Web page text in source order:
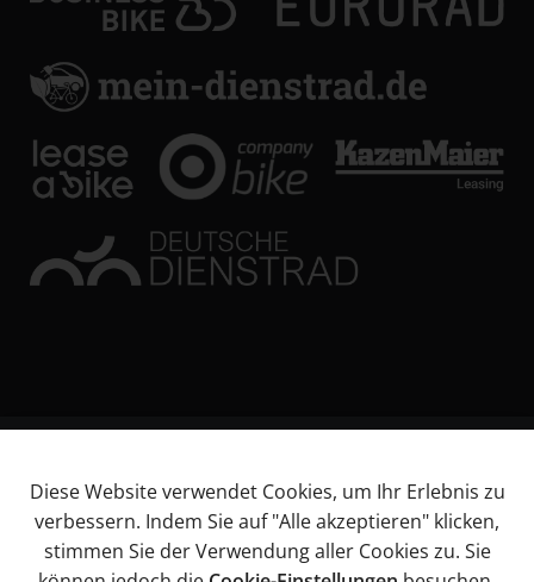
Impressum
AGB
Datenschutz
Diese Website verwendet Cookies, um Ihr Erlebnis zu
verbessern. Indem Sie auf "Alle akzeptieren" klicken,
stimmen Sie der Verwendung aller Cookies zu. Sie